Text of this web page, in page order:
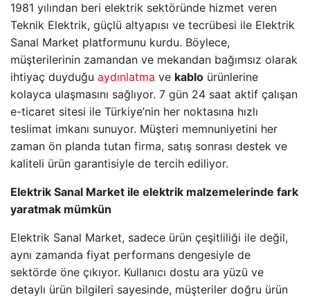
1981 yılından beri elektrik sektöründe hizmet veren
Teknik Elektrik, güçlü altyapısı ve tecrübesi ile Elektrik
Sanal Market platformunu kurdu. Böylece,
müşterilerinin zamandan ve mekandan bağımsız olarak
ihtiyaç duyduğu aydınlatma ve kablo ürünlerine
kolayca ulaşmasını sağlıyor. 7 gün 24 saat aktif çalışan
e-ticaret sitesi ile Türkiye’nin her noktasına hızlı
teslimat imkanı sunuyor. Müşteri memnuniyetini her
zaman ön planda tutan firma, satış sonrası destek ve
kaliteli ürün garantisiyle de tercih ediliyor.
Elektrik Sanal Market ile elektrik malzemelerinde fark
yaratmak mümkün
Elektrik Sanal Market, sadece ürün çeşitliliği ile değil,
aynı zamanda fiyat performans dengesiyle de
sektörde öne çıkıyor. Kullanıcı dostu ara yüzü ve
detaylı ürün bilgileri sayesinde, müşteriler doğru ürün